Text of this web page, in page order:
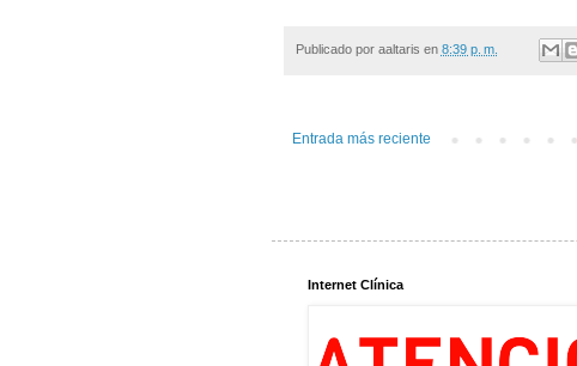
Publicado por aaltaris en 8:39 p. m.
Entrada más reciente
Internet Clínica